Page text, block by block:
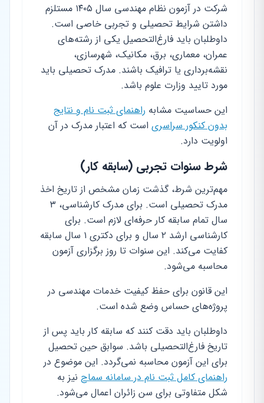
شرکت در آزمون نظام مهندسی سال ۱۴۰۵ مستلزم
داشتن شرایط تحصیلی و تجربی خاصی است.
داوطلبان باید فارغ‌التحصیل یکی از رشته‌های
عمران، معماری، برق، مکانیک، شهرسازی،
نقشه‌برداری یا ترافیک باشند. مدرک تحصیلی باید
مورد تایید وزارت علوم باشد.
این حساسیت مشابه راهنمای ثبت نام و نتایج
بدون کنکور سراسری است که اعتبار مدرک در آن
اولویت دارد.
شرط سنوات تجربی (سابقه کار)
مهم‌ترین شرط، گذشت زمان مشخص از تاریخ اخذ
مدرک تحصیلی است. برای مدرک کارشناسی، ۳
سال تمام سابقه کار حرفه‌ای لازم است. برای
کارشناسی ارشد ۲ سال و برای دکتری ۱ سال سابقه
کفایت می‌کند. این سنوات تا روز برگزاری آزمون
محاسبه می‌شود.
این قانون برای حفظ کیفیت خدمات مهندسی در
پروژه‌های حساس وضع شده است.
داوطلبان باید دقت کنند که سابقه کار باید پس از
تاریخ فارغ‌التحصیلی باشد. سوابق حین تحصیل
برای این آزمون محاسبه نمی‌گردد. این موضوع در
راهنمای کامل ثبت نام در سامانه سماح نیز به
شکل متفاوتی برای سن زائران اعمال می‌شود.